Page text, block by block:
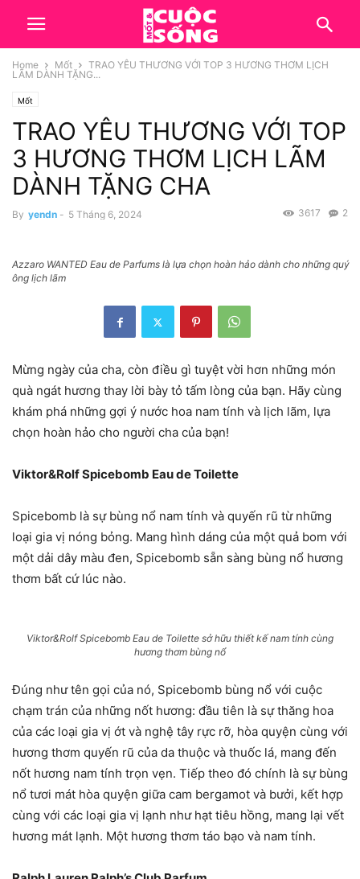
Home Mốt
TRAO YÊU THƯƠNG VỚI TOP 3 HƯƠNG THƠM LỊCH
LÃM DÀNH TẶNG...
Mốt
TRAO YÊU THƯƠNG VỚI TOP
3 HƯƠNG THƠM LỊCH LÃM
DÀNH TẶNG CHA
By yendn - 5 Tháng 6, 2024 2
3617
Azzaro WANTED Eau de Parfums là lựa chọn hoàn hảo dành cho những quý
ông lịch lãm
Mừng ngày của cha, còn điều gì tuyệt vời hơn những món
quà ngát hương thay lời bày tỏ tấm lòng của bạn. Hãy cùng
khám phá những gợi ý nước hoa nam tính và lịch lãm, lựa
chọn hoàn hảo cho người cha của bạn!
Viktor&Rolf Spicebomb Eau de Toilette
Spicebomb là sự bùng nổ nam tính và quyến rũ từ những
loại gia vị nóng bỏng. Mang hình dáng của một quả bom với
một dải dây màu đen, Spicebomb sẵn sàng bùng nổ hương
thơm bất cứ lúc nào.
Viktor&Rolf Spicebomb Eau de Toilette sở hữu thiết kế nam tính cùng
hương thơm bùng nổ
Đúng như tên gọi của nó, Spicebomb bùng nổ với cuộc
chạm trán của những nốt hương: đầu tiên là sự thăng hoa
của các loại gia vị ớt và nghệ tây rực rỡ, hòa quyện cùng với
hương thơm quyến rũ của da thuộc và thuốc lá, mang đến
nốt hương nam tính trọn vẹn. Tiếp theo đó chính là sự bùng
nổ tươi mát hòa quyện giữa cam bergamot và bưởi, kết hợp
cùng với các loại gia vị lạnh như hạt tiêu hồng, mang lại vết
hương mát lạnh. Một hương thơm táo bạo và nam tính.